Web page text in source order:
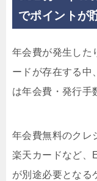
でポイントが
年会費が発生した
ードが存在する中
は年会費・発行手
年会費無料のクレ
楽天カードなど、
が別途必要となる